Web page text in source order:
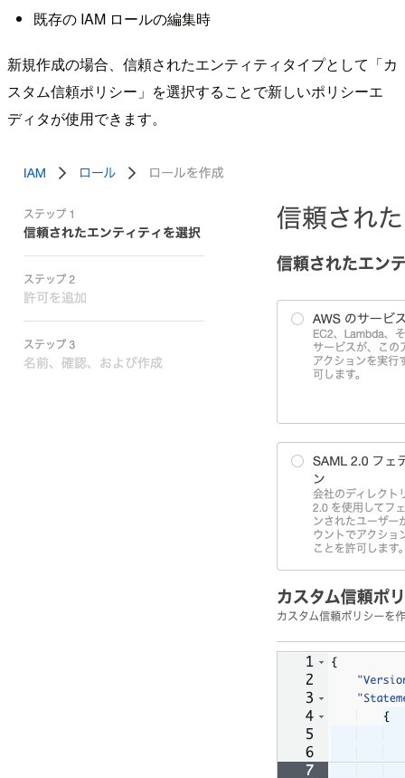
既存の IAM ロールの編集時
新規作成の場合、信頼されたエンティティタイプとして「カ
スタム信頼ポリシー」を選択することで新しいポリシーエ
ディタが使用できます。